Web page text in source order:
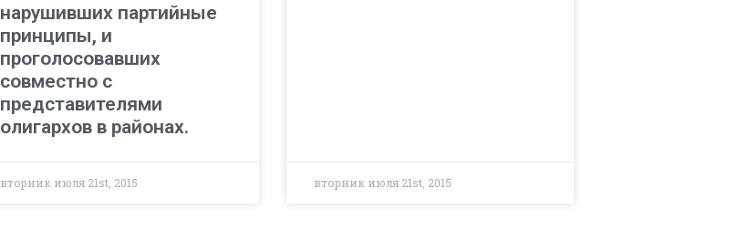
нарушивших партийные
принципы, и
проголосовавших
совместно с
представителями
олигархов в районах.
вторник июля 21st, 2015 вторник июля 21st, 2015